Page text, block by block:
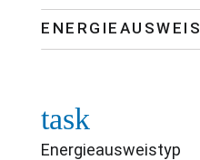
ENERGIEAUSWEIS
task
Energieausweistyp